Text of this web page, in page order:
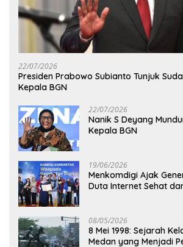
22/07/2026
Presiden Prabowo Subianto Tunjuk
Kepala BGN
22/07/2026
Nanik S Deyang
Kepala BGN
19/06/2026
Menkomdigi Ajak
Duta Internet Sehat
08/05/2026
8 Mei 1998: Sejarah
Medan yang Menjadi